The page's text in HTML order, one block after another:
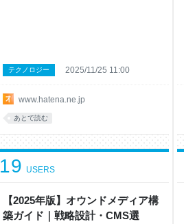
www.hatena.ne.jp
テクノロジー 2025/11/25 11:00
あとで読む
【2025年版】オウンドメディア構
築ガイド｜戦略設計・CMS選
19 USERS